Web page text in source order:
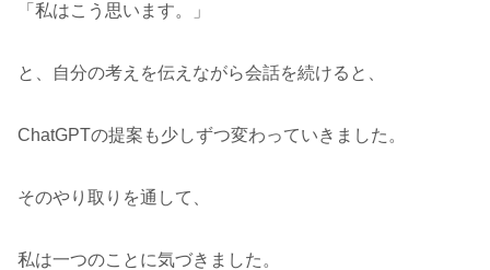
「私はこう思います。」
と、自分の考えを伝えながら会話を続けると、
ChatGPTの提案も少しずつ変わっていきました。
そのやり取りを通して、
私は一つのことに気づきました。